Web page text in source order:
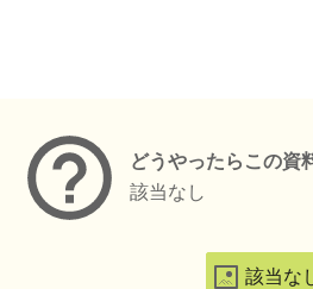
どうやったらこの資
該当なし
該当な